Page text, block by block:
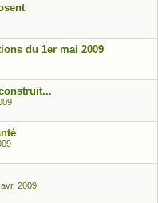
du 1er mai 2009
2009